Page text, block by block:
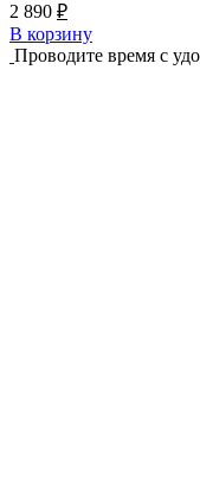
2 890 ₽
В корзину
Проводите время с